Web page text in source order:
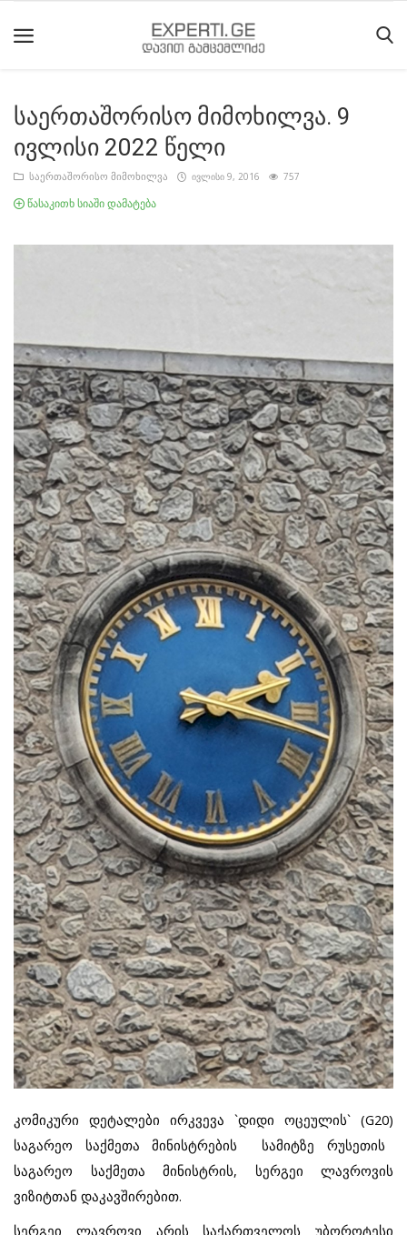
მთავარი
მიმდინარე
მოვლენები
შესახებ
ისტორია
სტატიები
საერთაშორისო მიმოხილვა. 9
ივლისი 2022 წელი
საერთაშორისო მიმოხილვა ივლისი 9, 2016 757
წასაკითხ სიაში დამატება
კომიკური დეტალები ირკვევა `დიდი ოცეულის` (G20)
საგარეო საქმეთა მინისტრების სამიტზე რუსეთის
საგარეო საქმეთა მინისტრის, სერგეი ლავროვის
ვიზიტთან დაკავშირებით.
სერგეი ლავროვი არის საქართველოს უბოროტესი